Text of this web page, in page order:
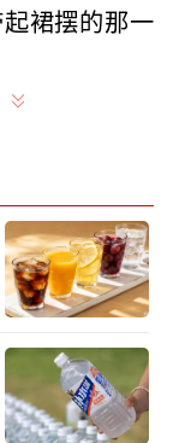
裙摆的那一
面复兴，原
受到追捧，
多，他们普
接触到了汉
传播汉服文